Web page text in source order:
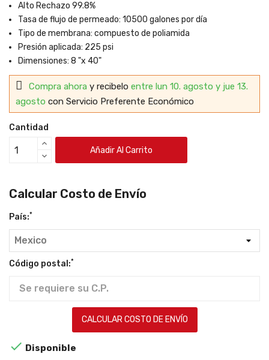
Alto Rechazo 99.8%
Tasa de flujo de permeado: 10500 galones por día
Tipo de membrana: compuesto de poliamida
Presión aplicada: 225 psi
Dimensiones: 8 "x 40"
Compra ahora y recibelo entre lun 10. agosto y jue 13.
agosto con Servicio Preferente Económico
Cantidad
Añadir Al Carrito
Calcular Costo de Envío
País:*
Código postal:*
CALCULAR COSTO DE ENVÍO
 Disponible